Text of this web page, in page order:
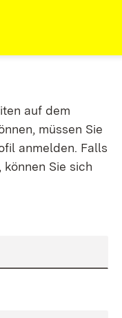
auf dem
müssen Sie
anmelden. Falls
Sie sich